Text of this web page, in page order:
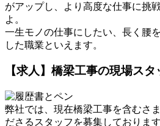
がアップし、より高度な仕事に挑
よ。
一生モノの仕事にしたい、長く腰
した職業といえます。
【求人】橋梁工事の現場ス
弊社では、現在橋梁工事を含むさ
ださるスタッフを募集しております